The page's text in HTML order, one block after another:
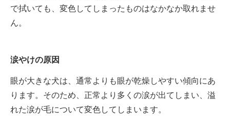
で拭いても、変色してしまったものはなかなか取れませ
ん。
涙やけの原因
眼が大きな犬は、通常よりも眼が乾燥しやすい傾向にあ
ります。そのため、正常より多くの涙が出てしまい、溢
れた涙が毛について変色してしまいます。